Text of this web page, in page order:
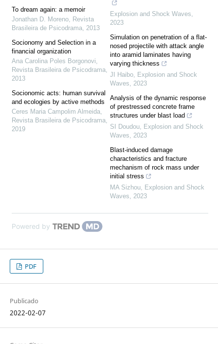
To dream again: a memoir
Jonathan D. Moreno, Revista
Brasileira de Psicodrama, 2013
Socionomy and Selection in a
financial organization
Ana Carolina Poles Borgonovi,
Revista Brasileira de Psicodrama,
2013
Socionomic acts: human survival
and ecologies by active methods
Ceres Maria Campolim Almeida,
Revista Brasileira de Psicodrama,
2019
Explosion and Shock Waves,
2023
Simulation on penetration of a flat-
nosed projectile with attack angle
into aramid laminates having
varying thickness
JI Haibo, Explosion and Shock
Waves, 2023
Analysis of the dynamic response
of prestressed concrete frame
structures under blast load
SI Doudou, Explosion and Shock
Waves, 2023
Blast-induced damage
characteristics and fracture
mechanism of rock mass under
initial stress
MA Sizhou, Explosion and Shock
Waves, 2023
Powered by
PDF
Publicado
2022-02-07